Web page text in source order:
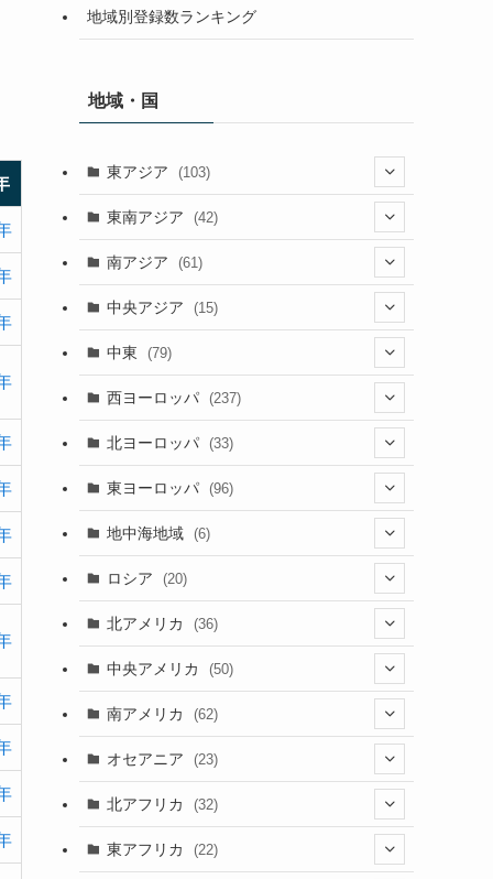
地域別登録数ランキング
地域・国
東アジア (103)
(25)
(5)
(15)
東南アジア (42)
(9)
(3)
(8)
(4)
(2)
南アジア (61)
(40)
(6)
中央アジア (15)
(5)
中東 (79)
(2)
(1)
(20)
(5)
(1)
(12)
(1)
西ヨーロッパ (237)
(1)
(46)
(26)
(1)
(12)
(39)
(46)
(2)
北ヨーロッパ (33)
(3)
(13)
(8)
東ヨーロッパ (96)
(2)
(3)
(9)
(4)
(8)
地中海地域 (6)
(3)
(3)
ロシア (20)
(20)
北アメリカ (36)
(21)
(16)
中央アメリカ (50)
(1)
(6)
(3)
南アメリカ (62)
(7)
(3)
(4)
オセアニア (23)
(16)
(1)
北アフリカ (32)
(7)
東アフリカ (22)